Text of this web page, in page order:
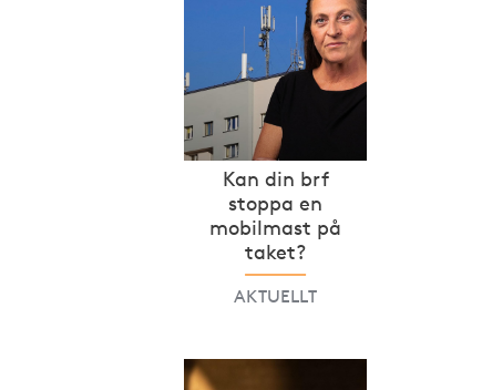
Kan din brf
stoppa en
mobilmast på
taket?
AKTUELLT